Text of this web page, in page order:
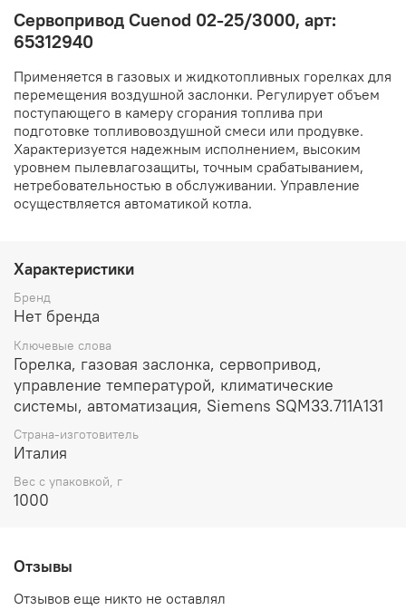
Сервопривод Cuenod 02-25/3000, арт:
65312940
Применяется в газовых и жидкотопливных горелках для
перемещения воздушной заслонки. Регулирует объем
поступающего в камеру сгорания топлива при
подготовке топливовоздушной смеси или продувке.
Характеризуется надежным исполнением, высоким
уровнем пылевлагозащиты, точным срабатыванием,
нетребовательностью в обслуживании. Управление
осуществляется автоматикой котла.
Характеристики
Бренд
Нет бренда
Ключевые слова
Горелка, газовая заслонка, сервопривод,
управление температурой, климатические
системы, автоматизация, Siemens SQM33.711A131
Страна-изготовитель
Италия
Вес с упаковкой, г
1000
Отзывы
Отзывов еще никто не оставлял